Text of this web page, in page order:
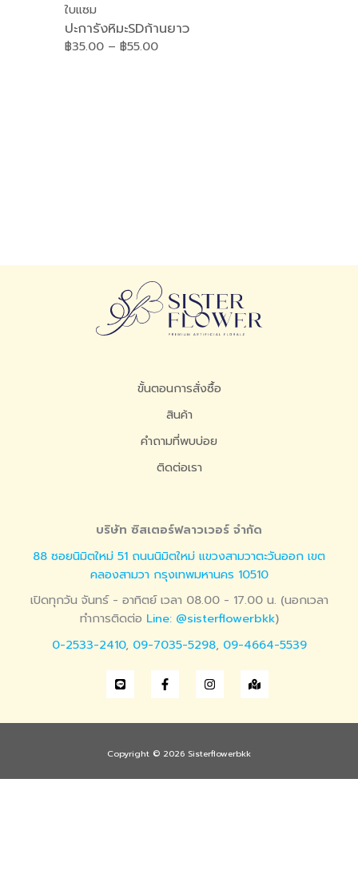
ใบแซม
ปะการังหิมะSDก้านยาว
฿35.00 – ฿55.00
ขั้นตอนการสั่งซื้อ
สินค้า
คำถามที่พบบ่อย
ติดต่อเรา
บริษัท ซิสเตอร์ฟลาวเวอร์ จำกัด
88 ซอยนิมิตใหม่ 51 ถนนนิมิตใหม่ แขวงสามวาตะวันออก เขต
คลองสามวา กรุงเทพมหานคร 10510
เปิดทุกวัน จันทร์ - อาทิตย์ เวลา 08.00 - 17.00 น. (นอกเวลา
ทำการติดต่อ Line: @sisterflowerbkk)
0-2533-2410, 09-7035-5298, 09-4664-5539
Copyright © 2026 Sisterflowerbkk